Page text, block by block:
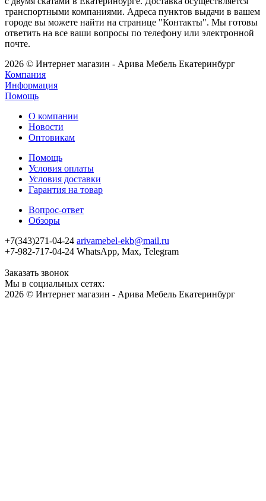
транспортными компаниями. Адреса пунктов выдачи в вашем
городе вы можете найти на странице "Контакты". Мы готовы
ответить на все ваши вопросы по телефону или электронной
почте.
2026 © Интернет магазин - Арива Мебель Екатеринбург
Компания
Информация
Помощь
О компании
Новости
Оптовикам
Помощь
Условия оплаты
Условия доставки
Гарантия на товар
Вопрос-ответ
Обзоры
+7(343)271-04-24 arivamebel-ekb@mail.ru
+7-982-717-04-24 WhatsApp, Max, Telegram
Заказать звонок
Мы в социальных сетях:
2026 © Интернет магазин - Арива Мебель Екатеринбург